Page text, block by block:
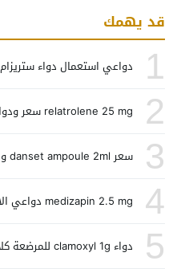
قد يهمك
1 دواعي استعمال دواء ستريزام stresam الآثار الجانبية والجرعة والسعر
2 relatrolene 25 mg سعر ودواعي استعمال ريلاترولين أقراص
3 سعر danset ampoule 2ml وجرعة دانست حقن 4 مجم للاطفال
4 medizapin 2.5 mg دواعي الاستعمال وفوائد دواء ميديزابين
5 دواء clamoxyl 1g للمرضعة كلاموكسيل السعر ودواعي الاستعمال